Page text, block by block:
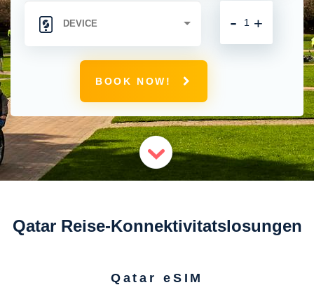
+
-
BOOK NOW!
Qatar Reise-Konnektivitatslosungen
Qatar eSIM